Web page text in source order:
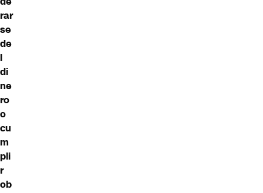
rar
se
de
l
di
ne
ro
o
cu
m
pli
r
ob